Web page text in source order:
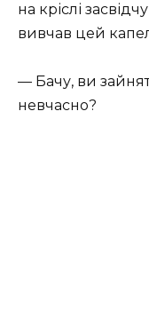
на кріслі
вивчав цей
— Бачу, ви
невчасно?